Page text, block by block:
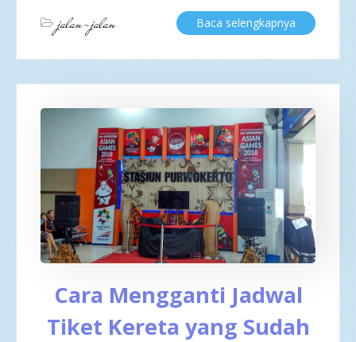
jalan-jalan Baca selengkapnya
Cara Mengganti Jadwal
Tiket Kereta yang Sudah